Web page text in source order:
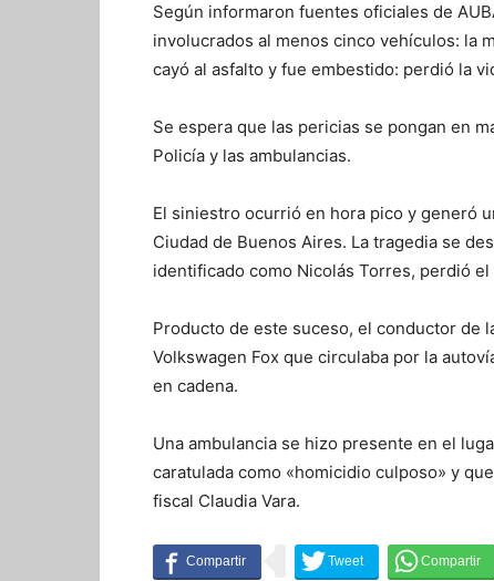
Según informaron fuentes oficiales de
involucrados al menos cinco vehículos: la
cayó al asfalto y fue embestido: perdió la
Se espera que las pericias se pongan en
Policía y las ambulancias.
El siniestro ocurrió en hora pico y generó
Ciudad de Buenos Aires. La tragedia se
identificado como Nicolás Torres, perdió
Producto de este suceso, el conductor de
Volkswagen Fox que circulaba por la
en cadena.
Una ambulancia se hizo presente en el
caratulada como «homicidio culposo» y
fiscal Claudia Vara.